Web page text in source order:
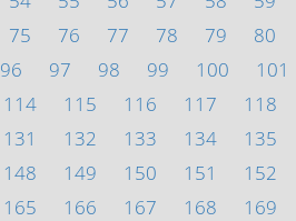
75 76 77 78 79 80
96 97 98 99 100 101
114 115 116 117 118
131 132 133 134 135
148 149 150 151 152
165 166 167 168 169